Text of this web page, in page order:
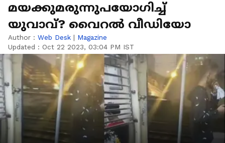
മയക്കുമരുന്നുപയോ​ഗിച്ച്
യുവാവ്? വൈറൽ വീഡിയോ
Author : Web Desk | Magazine
Updated : Oct 22 2023, 03:04 PM IST